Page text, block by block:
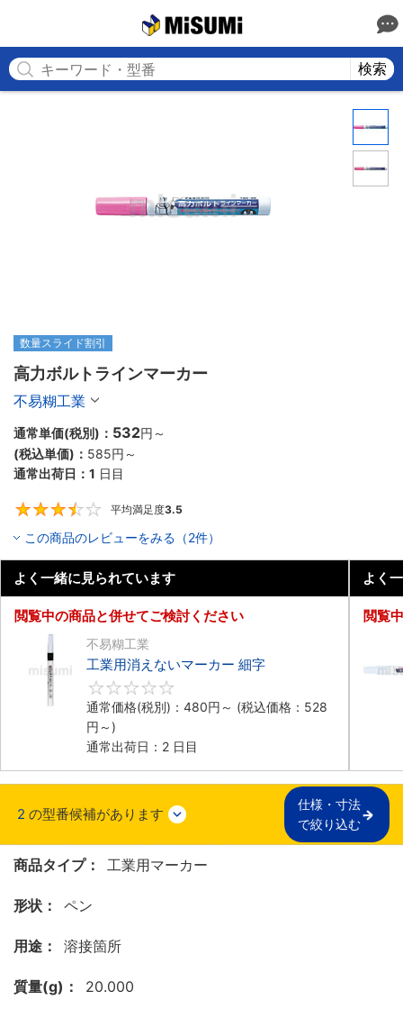
検索
数量スライド割引
高力ボルトラインマーカー
不易糊工業
通常単価(税別)： 532円 ～
(税込単価)： 585円 ～
通常出荷日： 1 日目
平均満足度3.5
この商品のレビューをみる（2件）
よく一緒に見られています
閲覧中の商品と併せてご検討ください
不易糊工業
工業用消えないマーカー 細字
通常価格(税別)： 480円 ～ (税込価格： 528
円 ～)
通常出荷日：2 日目
よく
閲覧
2 の型番候補があります
仕様・寸法
で絞り込む
商品タイプ： 工業用マーカー
形状： ペン
用途： 溶接箇所
質量(g)： 20.000